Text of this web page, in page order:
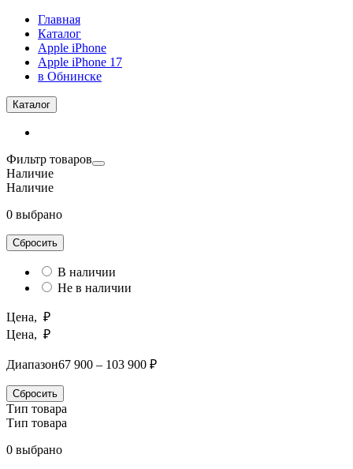
Главная
Каталог
Apple iPhone
Apple iPhone 17
в Обнинске
Каталог
Фильтр товаров
Наличие
Наличие
0 выбрано
Сбросить
В наличии
Не в наличии
Цена, ₽
Цена, ₽
Диапазон67 900 – 103 900 ₽
Сбросить
Тип товара
Тип товара
0 выбрано